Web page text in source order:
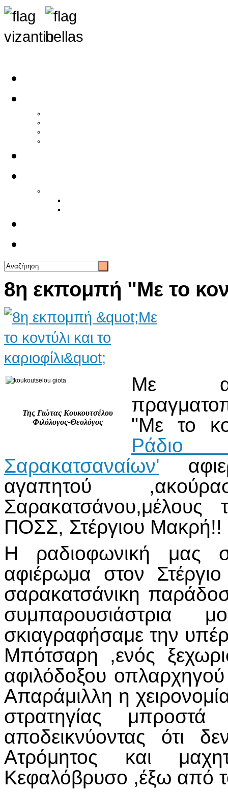
8η εκπομπή "Με το
Της Γιώτας Κουκουτσέλου
Φιλόλογος-Θεολόγος
Με
"Με το
Σαρακατσαναίων'
αγαπητού
ΠΟΣΣ, Στέργιου Μακρή!!
Η ραδιοφωνική μας
αφιέρωμα στον
σαρακατσάνικη
σκιαγραφήσαμε την
Μπότσαρη ,ενός
αφιλόδοξου
Απαράμιλλη η
στρατηγίας
αποδεικνύοντας ότι
Ατρόμητος και
Κεφαλόβρυσο ,έξω από